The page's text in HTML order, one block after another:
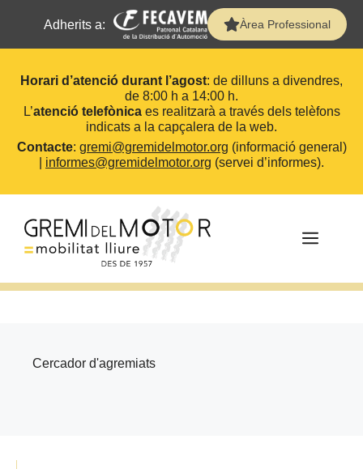
Adherits a: Àrea Professional
Horari d’atenció durant l’agost: de dilluns a divendres,
de 8:00 h a 14:00 h.
L’atenció telefònicaes realitzarà a través dels telèfons
indicats a la capçalera de la web.
Contacte: gremi@gremidelmotor.org (informació general)
informes@gremidelmotor.org (servei d’informes).
contingut
Cercador d'agremiats